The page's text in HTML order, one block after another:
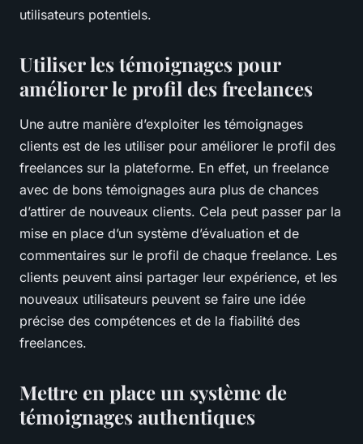
utilisateurs potentiels.
Utiliser les témoignages pour
améliorer le profil des freelances
Une autre manière d’exploiter les témoignages
clients est de les utiliser pour améliorer le profil des
freelances sur la plateforme. En effet, un freelance
avec de bons témoignages aura plus de chances
d’attirer de nouveaux clients. Cela peut passer par la
mise en place d’un système d’évaluation et de
commentaires sur le profil de chaque freelance. Les
clients peuvent ainsi partager leur expérience, et les
nouveaux utilisateurs peuvent se faire une idée
précise des compétences et de la fiabilité des
freelances.
Mettre en place un système de
témoignages authentiques